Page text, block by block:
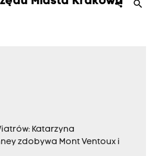
share search
Katarzyna
zdobywa Mont Ventoux i